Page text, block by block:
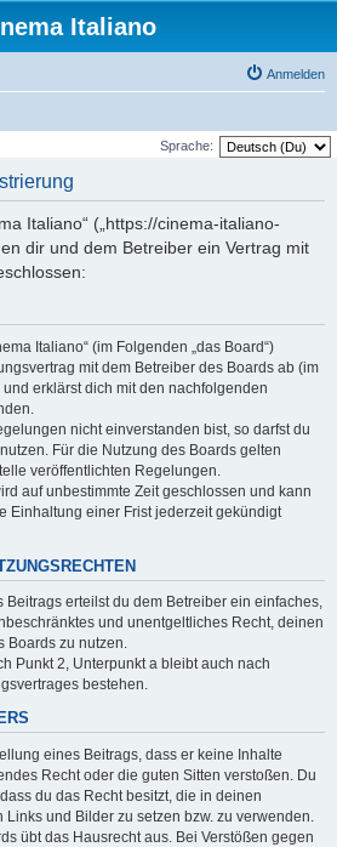
Italiano
Anmelden
Sprache:
Italiano“ („https://cinema-italiano-
dir und dem Betreiber ein Vertrag mit
Italiano“ (im Folgenden „das Board“)
mit dem Betreiber des Boards ab (im
und erklärst dich mit den nachfolgenden
nicht einverstanden bist, so darfst du
Für die Nutzung des Boards gelten
veröffentlichten Regelungen.
auf unbestimmte Zeit geschlossen und kann
Einhaltung einer Frist jederzeit gekündigt
Beitrags erteilst du dem Betreiber ein einfaches,
und unentgeltliches Recht, deinen
Boards zu nutzen.
Punkt 2, Unterpunkt a bleibt auch nach
bestehen.
eines Beitrags, dass er keine Inhalte
Recht oder die guten Sitten verstoßen. Du
du das Recht besitzt, die in deinen
und Bilder zu setzen bzw. zu verwenden.
übt das Hausrecht aus. Bei Verstößen gegen